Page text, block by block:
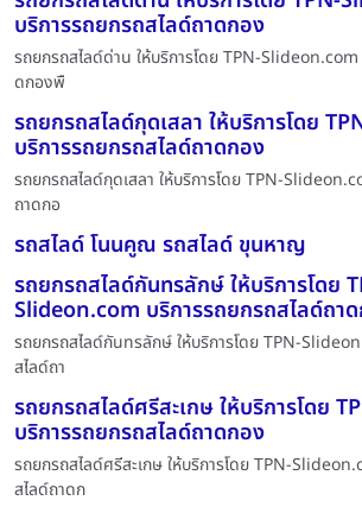
บริการรถยกรถสไลด์ถาดกอง
รถยกรถสไลด์ด่าน ให้บริการโดย TPN-Slideon.com
ดกองพื
รถยกรถสไลด์กุดเสลา ให้บริการโดย
บริการรถยกรถสไลด์ถาดกอง
รถยกรถสไลด์กุดเสลา ให้บริการโดย TPN-
ถาดกอ
รถสไลด์ โนนคูณ รถสไลด์ ขุนหาญ
รถยกรถสไลด์กันทรลักษ์ ให้บริการโดย
Slideon.com บริการรถยกรถสไลด์ถา
รถยกรถสไลด์กันทรลักษ์ ให้บริการโดย TPN-
สไลด์ถา
รถยกรถสไลด์ศรีสะเกษ ให้บริการโดย
บริการรถยกรถสไลด์ถาดกอง
รถยกรถสไลด์ศรีสะเกษ ให้บริการโดย TPN-
สไลด์ถาดก